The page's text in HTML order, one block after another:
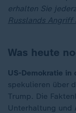
erhalten Sie
Russlands Angriff
Was heute
US-Demokratie in
spekulieren über
Trump. Die
Unterhaltung und